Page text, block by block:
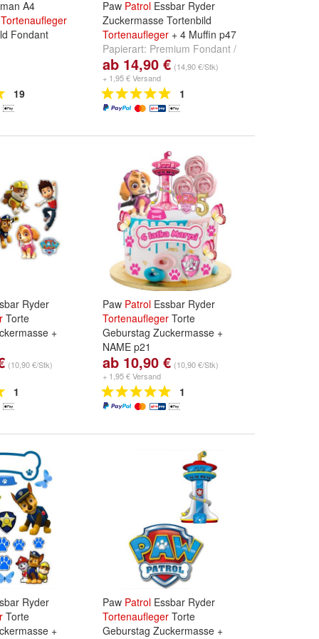
A4
Tortenaufleger
Fondant
19
Paw Patrol Essbar Ryder
Zuckermasse Tortenbild
Tortenaufleger + 4 Muffin p47
Papierart: Premium Fondant /
Zuckermasseund Oblate/
ab 14,90 € (14,90 €/Stk)
+ 1,95 € Versand
1
Ryder
Torte
+
Fondant /
(10,90 €/Stk)
1
Paw Patrol Essbar Ryder
Tortenaufleger Torte
Geburstag Zuckermasse +
NAME p21
Papierart:Premium Fondant /
Zuckermasse
ab 10,90 € (10,90 €/Stk)
+ 1,95 € Versand
1
Ryder
Torte
+
Paw Patrol Essbar Ryder
Tortenaufleger Torte
Geburstag Zuckermasse +